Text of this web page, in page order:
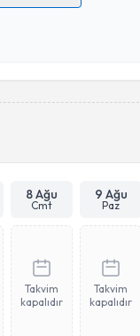
ilişkinAydınlatma Metni
Gönder
8 Ağu
Cmt
9 Ağu
Paz
Takvim
kapalıdır
Takvim
kapalıdır